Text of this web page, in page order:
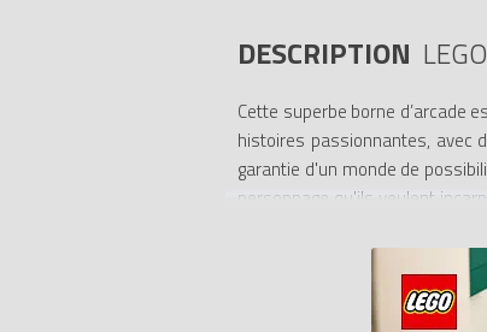
DESCRIPTION
Cette superbe borne d’arcade
histoires passionnantes, avec
garantie d'un monde de
personnage qu'ils veulent
laisser s’exprimer leur
accessoires. Les jouets
entre amis, à lutter contre les
des voitures, des avions, des